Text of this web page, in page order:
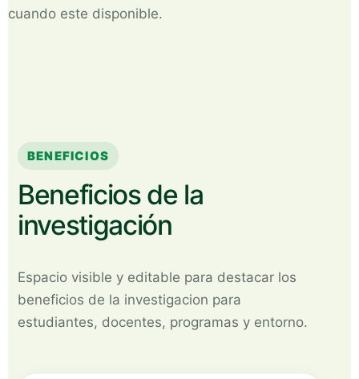
cuando este disponible.
BENEFICIOS
Beneficios de la
investigación
Espacio visible y editable para destacar los
beneficios de la investigacion para
estudiantes, docentes, programas y entorno.